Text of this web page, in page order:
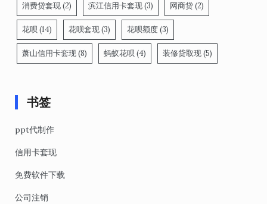
消费贷套现(2) 滨江信用卡套现(3) 网商贷(2)
花呗(14) 花呗套现(3) 花呗额度(3)
萧山信用卡套现(8) 蚂蚁花呗(4) 装修贷取现(5)
书签
ppt代制作
信用卡套现
免费软件下载
公司注销